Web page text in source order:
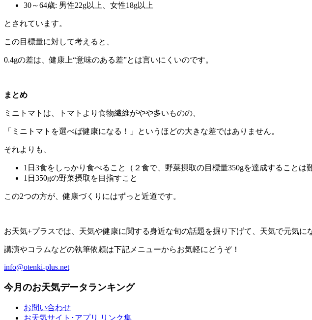
30～64歳: 男性22g以上、女性18g以上
とされています。
この目標量に対して考えると、
0.4gの差は、健康上“意味のある差”とは言いにくいのです。
まとめ
ミニトマトは、トマトより食物繊維がやや多いものの、
「ミニトマトを選べば健康になる！」というほどの大きな差ではありません。
それよりも、
1日3食をしっかり食べること（２食で、野菜摂取の目標量350gを達成することは
1日350gの野菜摂取を目指すこと
この2つの方が、健康づくりにはずっと近道です。
お天気+プラスでは、天気や健康に関する身近な旬の話題を掘り下げて、天気で元気に
講演やコラムなどの執筆依頼は下記メニューからお気軽にどうぞ！
info@otenki-plus.net
今月のお天気データランキング
お問い合わせ
お天気サイト･アプリ リンク集